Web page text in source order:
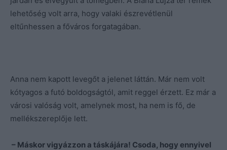
lehetőség volt arra, hogy valaki észrevétlenül
eltűnhessen a főváros forgatagában.
Anna nem kapott levegőt a jelenet láttán. Már nem volt
kótyagos a futó boldogságtól, amit reggel érzett. Ez már a
városi valóság volt, amelynek most, ha nem is fő, de
mellékszereplője lett.
– Máskor vigyázzon a táskájára! Csoda, hogy ennyivel